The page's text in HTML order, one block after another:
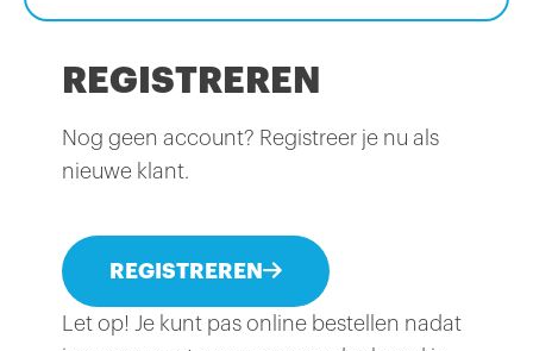
REGISTREREN
Nog geen account? Registreer je nu als
nieuwe klant.
REGISTREREN
Let op! Je kunt pas online bestellen nadat